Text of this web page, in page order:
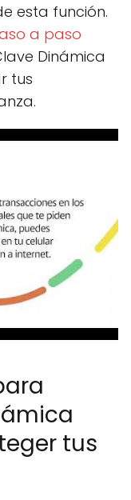
esta función.
a paso
Dinámica
tus
tus